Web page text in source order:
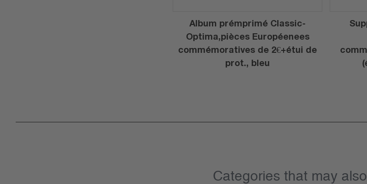
Album prémprimé Classic-
Optima,pièces Européenees
commémoratives de 2€+étui de
prot., bleu
Categories that may